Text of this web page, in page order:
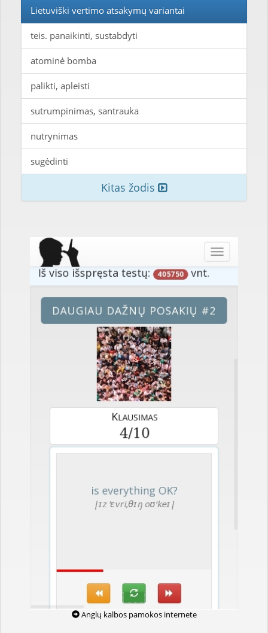
Lietuviški vertimo atsakymų variantai
teis. panaikinti, sustabdyti
atominė bomba
palikti, apleisti
sutrumpinimas, santrauka
nutrynimas
sugėdinti
Kitas žodis
Anglų kalbos pamokos internete